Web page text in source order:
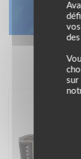
sur